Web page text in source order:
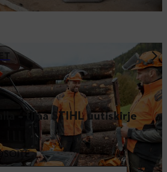
– tilaa STIHL uutiskirje